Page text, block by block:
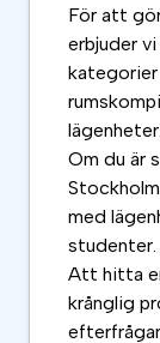
För att
erbjuder
kategorier
lägenheter.
Om du är
med
studenter.
Att hitta
krånglig